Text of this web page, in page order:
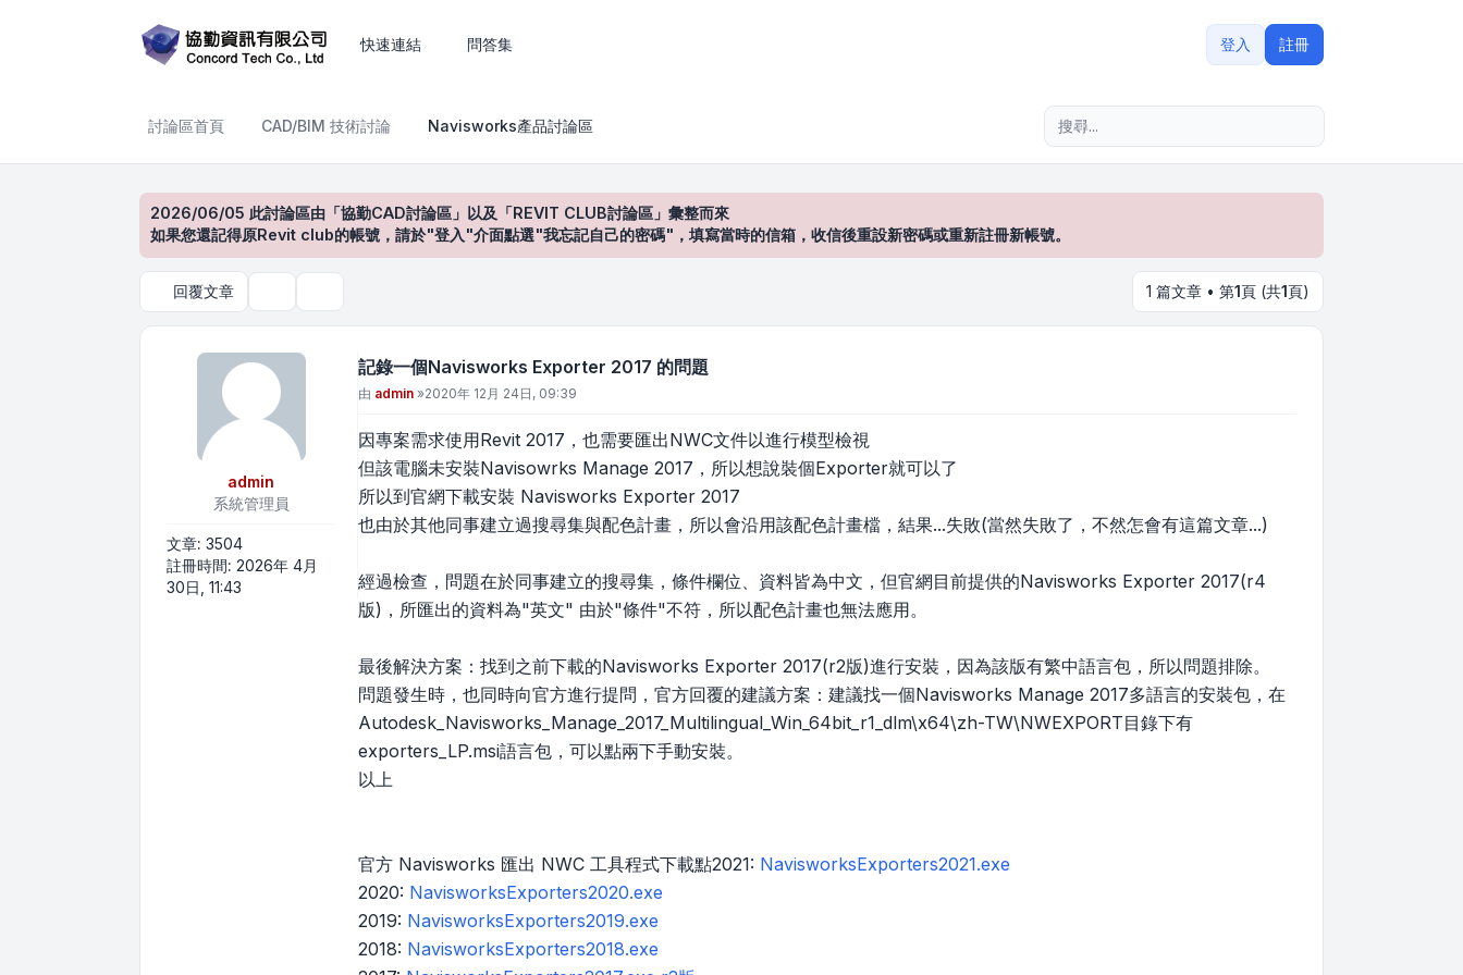
快速連結 問答集 登入 註冊
討論區首頁 CAD/BIM 技術討論 Navisworks產品討論區
2026/06/05 此討論區由「協勤CAD討論區」以及「REVIT CLUB討論區」彙整而來
如果您還記得原Revit club的帳號，請於"登入"介面點選"我忘記自己的密碼"，填寫當時的信箱，收信後重設新密碼或重新註冊新帳號。
回覆文章 1 篇文章 • 第1頁 (共1頁)
admin
系統管理員
文章: 3504
註冊時間: 2026年 4月
30日, 11:43
記錄一個Navisworks Exporter 2017 的問題
文章
由 admin »2020年 12月 24日, 09:39
因專案需求使用Revit 2017，也需要匯出NWC文件以進行模型檢視
但該電腦未安裝Navisowrks Manage 2017，所以想說裝個Exporter就可以了
所以到官網下載安裝 Navisworks Exporter 2017
也由於其他同事建立過搜尋集與配色計畫，所以會沿用該配色計畫檔，結果...失敗(當然失敗了，不然怎會有這篇文章...)
經過檢查，問題在於同事建立的搜尋集，條件欄位、資料皆為中文，但官網目前提供的Navisworks Exporter 2017(r4
版)，所匯出的資料為"英文" 由於"條件"不符，所以配色計畫也無法應用。
最後解決方案：找到之前下載的Navisworks Exporter 2017(r2版)進行安裝，因為該版有繁中語言包，所以問題排除。
問題發生時，也同時向官方進行提問，官方回覆的建議方案：建議找一個Navisworks Manage 2017多語言的安裝包，在
Autodesk_Navisworks_Manage_2017_Multilingual_Win_64bit_r1_dlm\x64\zh-TW\NWEXPORT目錄下有
exporters_LP.msi語言包，可以點兩下手動安裝。
以上
官方 Navisworks 匯出 NWC 工具程式下載點2021: NavisworksExporters2021.exe
2020: NavisworksExporters2020.exe
2019: NavisworksExporters2019.exe
2018: NavisworksExporters2018.exe